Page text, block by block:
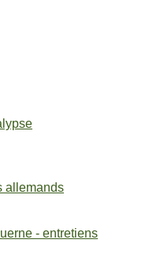
allemands
- entretiens